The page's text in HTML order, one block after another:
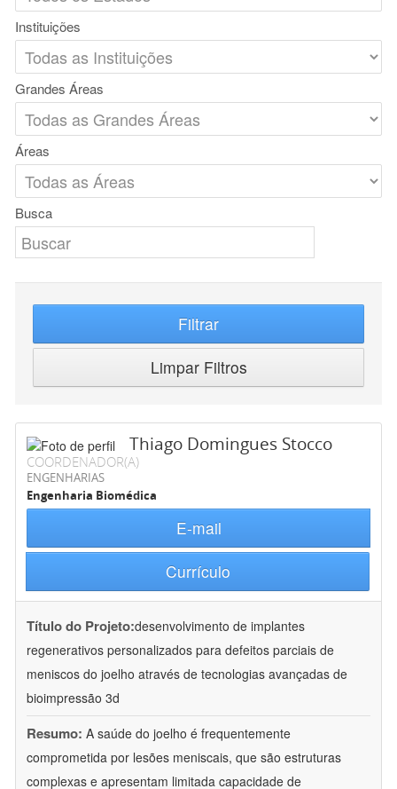
Instituições
Grandes Áreas
Áreas
Busca
Filtrar
Limpar Filtros
Thiago Domingues Stocco
COORDENADOR(A)
ENGENHARIAS
Engenharia Biomédica
E-mail
Currículo
Título do Projeto:desenvolvimento de implantes
regenerativos personalizados para defeitos parciais de
meniscos do joelho através de tecnologias avançadas de
bioimpressão 3d
Resumo: A saúde do joelho é frequentemente
comprometida por lesões meniscais, que são estruturas
complexas e apresentam limitada capacidade de